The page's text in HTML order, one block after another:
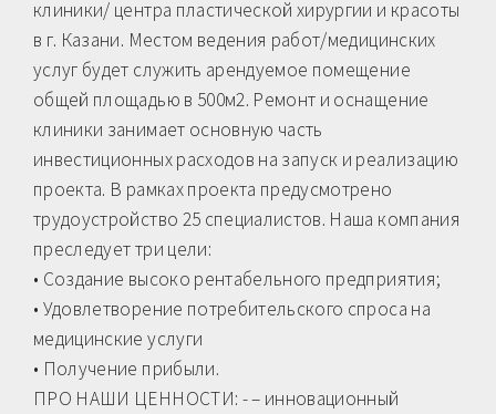
клиники/ центра пластической хирургии и красоты
в г. Казани. Местом ведения работ/медицинских
услуг будет служить арендуемое помещение
общей площадью в 500м2. Ремонт и оснащение
клиники занимает основную часть
инвестиционных расходов на запуск и реализацию
проекта. В рамках проекта предусмотрено
трудоустройство 25 специалистов. Наша компания
преследует три цели:
• Создание высоко рентабельного предприятия;
• Удовлетворение потребительского спроса на
медицинские услуги
• Получение прибыли.
ПРО НАШИ ЦЕННОСТИ: - – инновационный